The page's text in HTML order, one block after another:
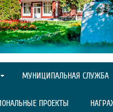
МУНИЦИПАЛЬНАЯ СЛУЖБА
ПРОЕКТЫ